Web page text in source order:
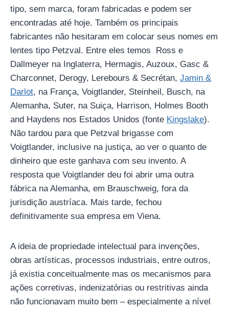
tipo, sem marca, foram fabricadas e podem ser
encontradas até hoje. Também os principais
fabricantes não hesitaram em colocar seus nomes em
lentes tipo Petzval. Entre eles temos Ross e
Dallmeyer na Inglaterra, Hermagis, Auzoux, Gasc &
Charconnet, Derogy, Lerebours & Secrétan, Jamin &
Darlot, na França, Voigtlander, Steinheil, Busch, na
Alemanha, Suter, na Suiça, Harrison, Holmes Booth
and Haydens nos Estados Unidos (fonte Kingslake).
Não tardou para que Petzval brigasse com
Voigtlander, inclusive na justiça, ao ver o quanto de
dinheiro que este ganhava com seu invento. A
resposta que Voigtlander deu foi abrir uma outra
fábrica na Alemanha, em Brauschweig, fora da
jurisdição austríaca. Mais tarde, fechou
definitivamente sua empresa em Viena.
A ideia de propriedade intelectual para invenções,
obras artísticas, processos industriais, entre outros,
já existia conceitualmente mas os mecanismos para
ações corretivas, indenizatórias ou restritivas ainda
não funcionavam muito bem – especialmente a nível